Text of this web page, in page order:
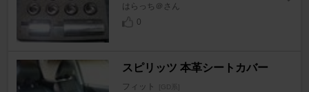
はらっち＠さん
0
スピリッツ 本革シートカバー
フィット [GD系]